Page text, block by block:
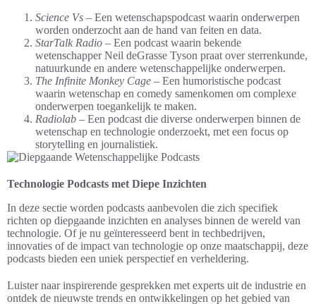
Science Vs – Een wetenschapspodcast waarin onderwerpen
worden onderzocht aan de hand van feiten en data.
StarTalk Radio – Een podcast waarin bekende
wetenschapper Neil deGrasse Tyson praat over sterrenkunde,
natuurkunde en andere wetenschappelijke onderwerpen.
The Infinite Monkey Cage – Een humoristische podcast
waarin wetenschap en comedy samenkomen om complexe
onderwerpen toegankelijk te maken.
Radiolab – Een podcast die diverse onderwerpen binnen de
wetenschap en technologie onderzoekt, met een focus op
storytelling en journalistiek.
Technologie Podcasts met Diepe Inzichten
In deze sectie worden podcasts aanbevolen die zich specifiek
richten op diepgaande inzichten en analyses binnen de wereld van
technologie. Of je nu geïnteresseerd bent in techbedrijven,
innovaties of de impact van technologie op onze maatschappij, deze
podcasts bieden een uniek perspectief en verheldering.
Luister naar inspirerende gesprekken met experts uit de industrie en
ontdek de nieuwste trends en ontwikkelingen op het gebied van